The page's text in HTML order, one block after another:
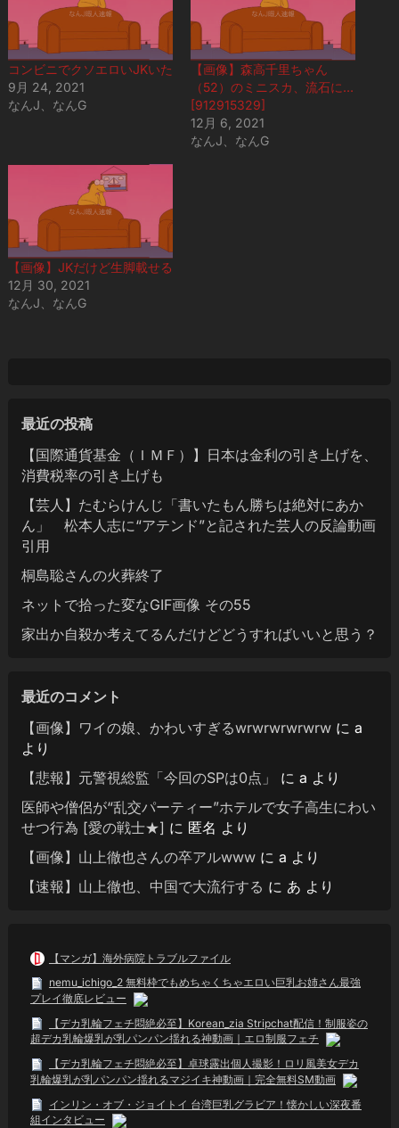
コンビニでクソエロいJKいた
9月 24, 2021
なんJ、なんG
【画像】森高千里ちゃん
（52）のミニスカ、流石に…
[912915329]
12月 6, 2021
なんJ、なんG
【画像】JKだけど生脚載せる
12月 30, 2021
なんJ、なんG
最近の投稿
【国際通貨基金（ＩＭＦ）】日本は金利の引き上げを、
消費税率の引き上げも
【芸人】たむらけんじ「書いたもん勝ちは絶対にあか
ん」 松本人志に“アテンド”と記された芸人の反論動画
引用
桐島聡さんの火葬終了
ネットで拾った変なGIF画像 その55
家出か自殺か考えてるんだけどどうすればいいと思う？
最近のコメント
【画像】ワイの娘、かわいすぎるwrwrwrwrwrwに a
より
【悲報】元警視総監「今回のSPは0点」
に a より
医師や僧侶が“乱交パーティー”ホテルで女子高生にわい
せつ行為 [愛の戦士★] に 匿名 より
【画像】山上徹也さんの卒アルwwwに a より
【速報】山上徹也、中国で大流行する に あ より
【マンガ】海外病院トラブルファイル
nemu_ichigo_2 無料枠でもめちゃくちゃエロい巨乳お姉さん最強
プレイ徹底レビュー
【デカ乳輪フェチ悶絶必至】Korean_zia Stripchat配信！制服姿の
超デカ乳輪爆乳が乳パンパン揺れる神動画｜エロ制服フェチ
【デカ乳輪フェチ悶絶必至】卓球露出個人撮影！ロリ風美女デカ
乳輪爆乳が乳パンパン揺れるマジイキ神動画｜完全無料SM動画
インリン・オブ・ジョイトイ 台湾巨乳グラビア！懐かしい深夜番
組インタビュー